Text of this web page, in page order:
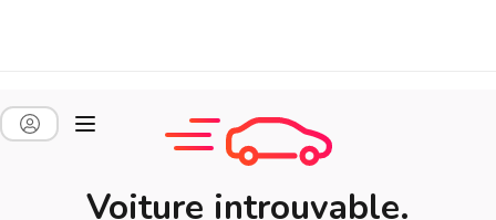
Voiture introuvable.